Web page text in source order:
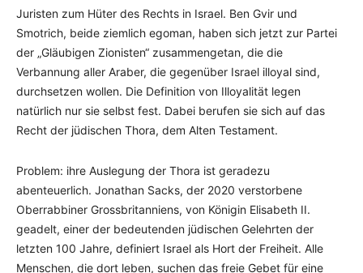
Juristen zum Hüter des Rechts in Israel. Ben Gvir und
Smotrich, beide ziemlich egoman, haben sich jetzt zur Partei
der „Gläubigen Zionisten“ zusammengetan, die die
Verbannung aller Araber, die gegenüber Israel illoyal sind,
durchsetzen wollen. Die Definition von Illoyalität legen
natürlich nur sie selbst fest. Dabei berufen sie sich auf das
Recht der jüdischen Thora, dem Alten Testament.
Problem: ihre Auslegung der Thora ist geradezu
abenteuerlich. Jonathan Sacks, der 2020 verstorbene
Oberrabbiner Grossbritanniens, von Königin Elisabeth II.
geadelt, einer der bedeutenden jüdischen Gelehrten der
letzten 100 Jahre, definiert Israel als Hort der Freiheit. Alle
Menschen, die dort leben, suchen das freie Gebet für eine